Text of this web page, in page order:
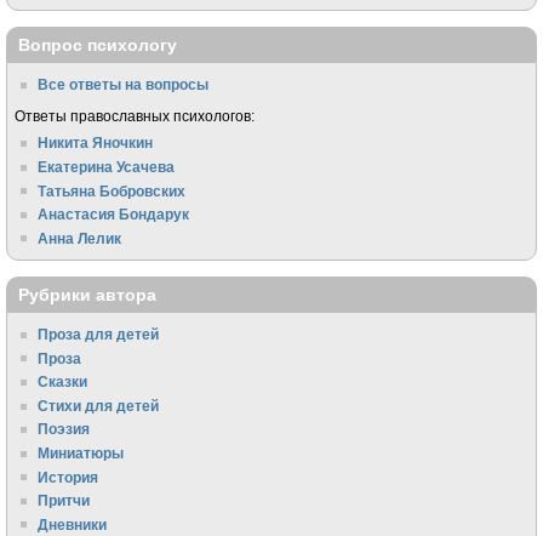
Вопрос психологу
Все ответы на вопросы
Ответы православных психологов:
Никита Яночкин
Екатерина Усачева
Татьяна Бобровских
Анастасия Бондарук
Анна Лелик
Рубрики автора
Проза для детей
Проза
Сказки
Стихи для детей
Поэзия
Миниатюры
История
Притчи
Дневники